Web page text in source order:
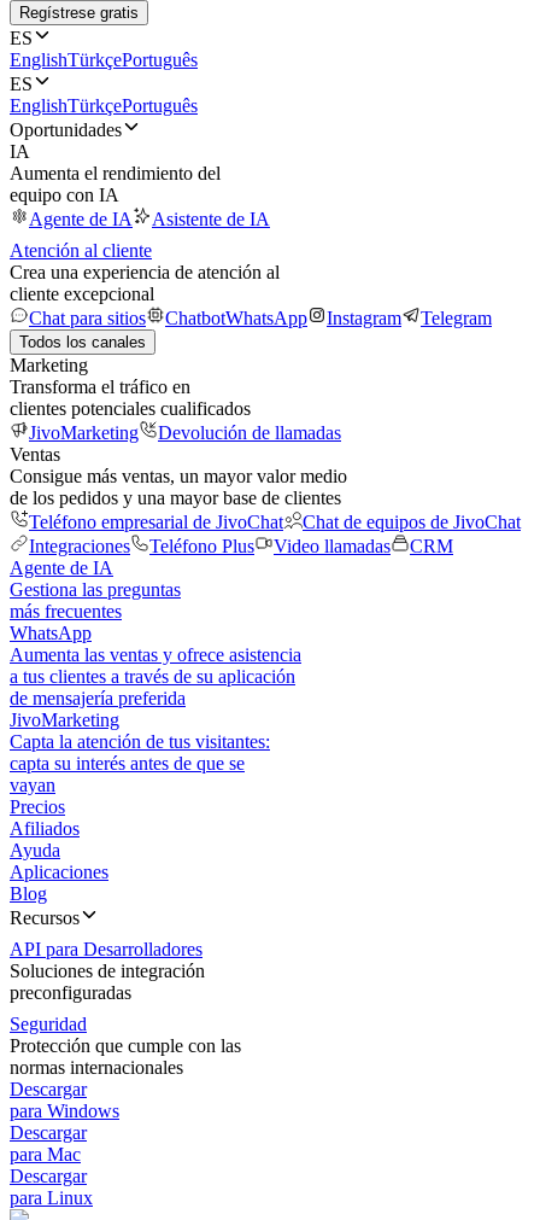
Regístrese gratis
ES
EnglishTürkçePortuguês
ES
EnglishTürkçePortuguês
Oportunidades
IA
Aumenta el rendimiento del
equipo con IA
Agente de IA
Asistente de IA
Atención al cliente
Crea una experiencia de atención al
cliente excepcional
Chat para sitios
ChatbotWhatsApp Instagram Telegram
Todos los canales
Marketing
Transforma el tráfico en
clientes potenciales cualificados
JivoMarketing
Devolución de llamadas
Ventas
Consigue más ventas, un mayor valor medio
de los pedidos y una mayor base de clientes
Teléfono empresarial de JivoChat
Chat de equipos de JivoChat
Integraciones
Teléfono Plus Video llamadas
CRM
Agente de IA
Gestiona las preguntas
más frecuentes
WhatsApp
Aumenta las ventas y ofrece asistencia
a tus clientes a través de su aplicación
de mensajería preferida
JivoMarketing
Capta la atención de tus visitantes:
capta su interés antes de que se
vayan
Precios
Afiliados
Ayuda
Aplicaciones
Blog
Recursos
API para Desarrolladores
Soluciones de integración
preconfiguradas
Seguridad
Protección que cumple con las
normas internacionales
Descargar
para Windows
Descargar
para Mac
Descargar
para Linux